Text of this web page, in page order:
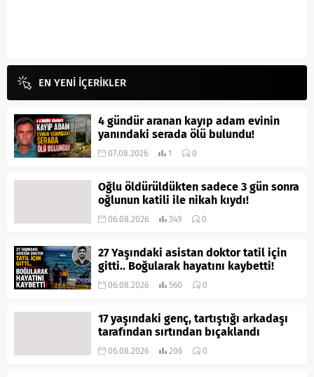
EN YENİ İÇERİKLER
4 gündür aranan kayıp adam evinin
yanındaki serada ölü bulundu!
07.08.2026 1 0
Oğlu öldürüldükten sadece 3 gün sonra
oğlunun katili ile nikah kıydı!
06.08.2026 349 0
27 Yaşındaki asistan doktor tatil için
gitti.. Boğularak hayatını kaybetti!
06.08.2026 560 0
17 yaşındaki genç, tartıştığı arkadaşı
tarafından sırtından bıçaklandı
06.08.2026 206 0